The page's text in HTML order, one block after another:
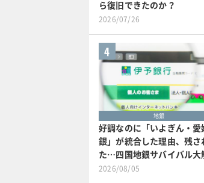
ら復旧できたのか？
2026/07/26
4
地銀
好調なのに「いよぎん・愛
銀」が統合した理由、残さ
た…四国地銀サバイバル大
2026/08/05